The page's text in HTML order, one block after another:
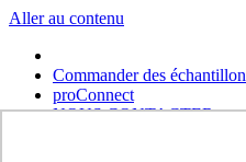
Aller au contenu
Commander des
proConnect
NOUS CONTACTER